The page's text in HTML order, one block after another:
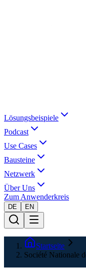
Lösungsbeispiele
Podcast
Use Cases
Bausteine
Netzwerk
Über Uns
Zum Anwenderkreis
DE EN
Startseite
Société Nationale